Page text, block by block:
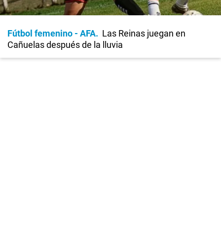
Fútbol femenino - AFA
Las Reinas juegan en
Cañuelas después de la lluvia